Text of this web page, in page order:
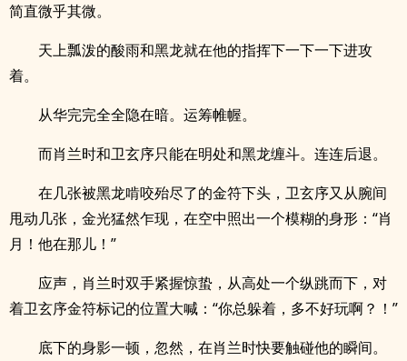
简直微乎其微。
天上瓢泼的酸雨和黑龙就在他的指挥下一下一下进攻
着。
从华完完全全隐在暗。运筹帷幄。
而肖兰时和卫玄序只能在明处和黑龙缠斗。连连后退。
在几张被黑龙啃咬殆尽了的金符下头，卫玄序又从腕间
甩动几张，金光猛然乍现，在空中照出一个模糊的身形：“肖
月！他在那儿！”
应声，肖兰时双手紧握惊蛰，从高处一个纵跳而下，对
着卫玄序金符标记的位置大喊：“你总躲着，多不好玩啊？！”
底下的身影一顿，忽然，在肖兰时快要触碰他的瞬间。